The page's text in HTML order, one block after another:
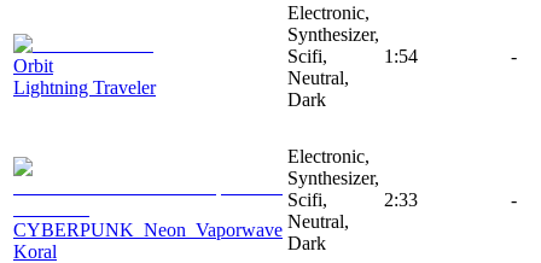
Orbit
Lightning Traveler
Electronic,
Synthesizer,
Scifi,
Neutral,
Dark
1:54 -
CYBERPUNK_Neon_Vaporwave
Koral
Electronic,
Synthesizer,
Scifi,
Neutral,
Dark
2:33 -